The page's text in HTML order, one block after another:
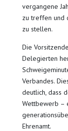
vergangene
zu treffen und
zu stellen.
Die
Delegierten
Verbandes.
deutlich, dass
Wettbewerb –
Ehrenamt.